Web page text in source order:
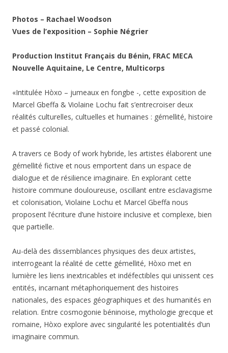
Photos – Rachael Woodson
Vues de l’exposition – Sophie Négrier
Production Institut Français du Bénin, FRAC MECA
Nouvelle Aquitaine, Le Centre, Multicorps
«Intitulée Hòxo – jumeaux en fongbe -, cette exposition de
Marcel Gbeffa & Violaine Lochu fait s’entrecroiser deux
réalités culturelles, cultuelles et humaines : gémellité, histoire
et passé colonial.
A travers ce Body of work hybride, les artistes élaborent une
gémellité fictive et nous emportent dans un espace de
dialogue et de résilience imaginaire. En explorant cette
histoire commune douloureuse, oscillant entre esclavagisme
et colonisation, Violaine Lochu et Marcel Gbeffa nous
proposent l’écriture d’une histoire inclusive et complexe, bien
que partielle.
Au-delà des dissemblances physiques des deux artistes,
interrogeant la réalité de cette gémellité, Hòxo met en
lumière les liens inextricables et indéfectibles qui unissent ces
entités, incarnant métaphoriquement des histoires
nationales, des espaces géographiques et des humanités en
relation. Entre cosmogonie béninoise, mythologie grecque et
romaine, Hòxo explore avec singularité les potentialités d’un
imaginaire commun.